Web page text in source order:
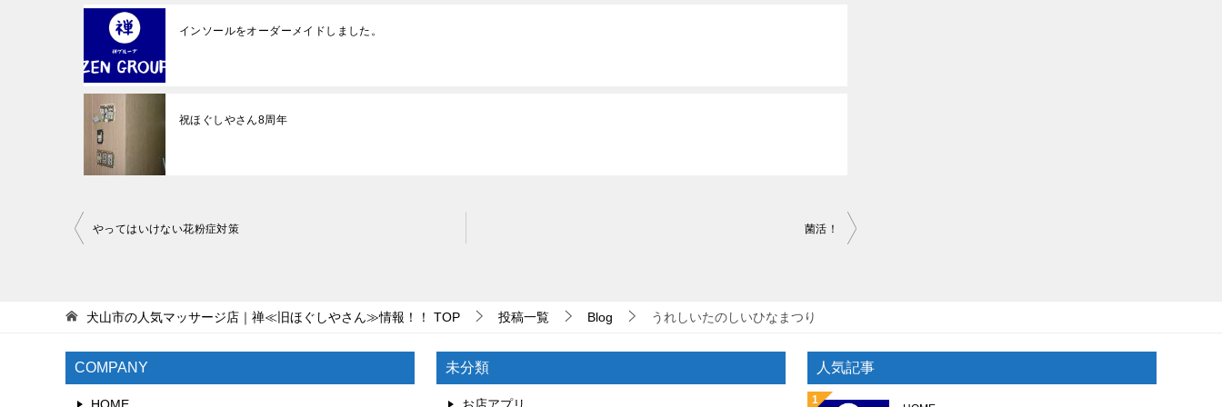
インソールをオーダーメイドしました。
祝ほぐしやさん8周年
投
ビ
ー
シ
やってはいけない花粉症対策 菌活！
犬山市の人気マッサージ店｜禅≪旧ほぐしやさん≫情報！！ TOP 投稿一覧 Blog うれしいたのしいひなまつり
COMPANY 未分類 人気記事